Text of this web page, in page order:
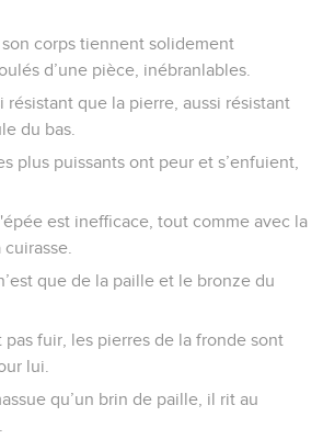
son corps tiennent solidement
d’une pièce, inébranlables.
résistant que la pierre, aussi résistant
du bas.
plus puissants ont peur et s’enfuient,
est inefficace, tout comme avec la
que de la paille et le bronze du
pas fuir, les pierres de la fronde sont
lui.
qu’un brin de paille, il rit au